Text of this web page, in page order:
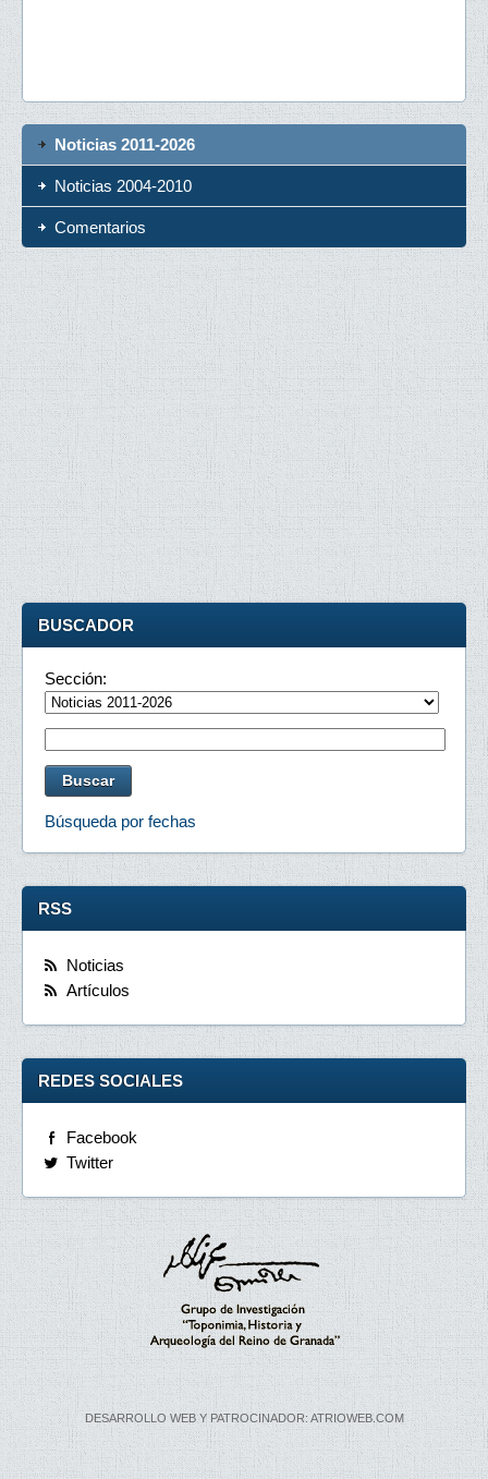
Noticias 2011-2026
Noticias 2004-2010
Comentarios
BUSCADOR
Sección:
Búsqueda por fechas
RSS
Noticias
Artículos
REDES SOCIALES
Facebook
Twitter
DESARROLLO WEB Y PATROCINADOR: ATRIOWEB.COM